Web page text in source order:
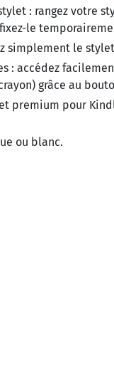
: rangez votre
le
simplement le
: accédez
grâce au
premium pour
ou blanc.